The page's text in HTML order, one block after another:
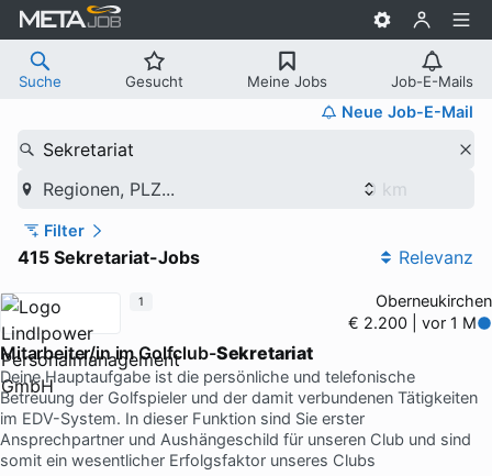
Suche Gesucht Meine Jobs Job-E-Mails
Neue Job-E-Mail
Sekretariat
Regionen, PLZ...
Filter
415 Sekretariat-Jobs Relevanz
Oberneukirchen
€ 2.200 | vor 1 M
Mitarbeiter/in im Golfclub-Sekretariat
Deine Hauptaufgabe ist die persönliche und telefonische
Betreuung der Golfspieler und der damit verbundenen Tätigkeiten
im EDV-System. In dieser Funktion sind Sie erster
Ansprechpartner und Aushängeschild für unseren Club und sind
somit ein wesentlicher Erfolgsfaktor unseres Clubs
1